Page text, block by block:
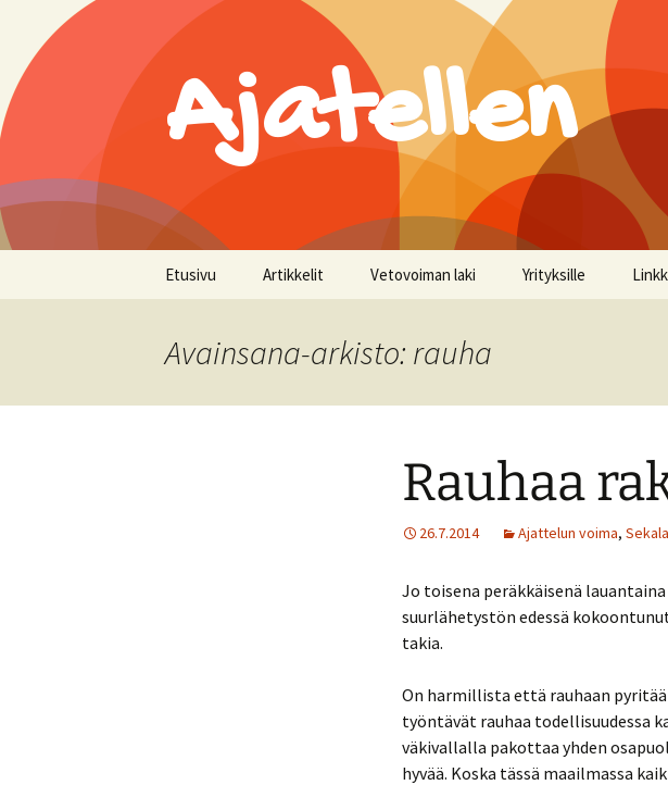
Ajatellen
Etusivu Artikkelit Vetovoiman laki Yrityksille
Avainsana-arkisto: rauha
Rauhaa
26.7.2014 Ajattelun voima,
Jo toisena peräkkäisenä
suurlähetystön edessä
takia.
On harmillista että rauhaan
työntävät rauhaa todellisuudessa
väkivallalla pakottaa yhden
hyvää. Koska tässä maailmassa